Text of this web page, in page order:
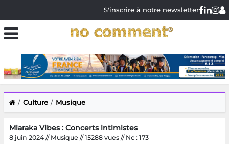
S'inscrire à notre newsletter
Culture Musique
Miaraka Vibes : Concerts intimistes
8 juin 2024 // Musique // 15288 vues // Nc : 173